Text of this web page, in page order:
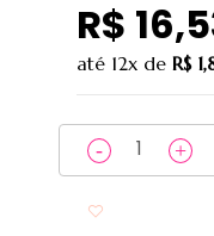
R$
até 12x de R$